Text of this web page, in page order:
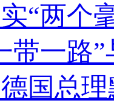
“两个
带一路
国总